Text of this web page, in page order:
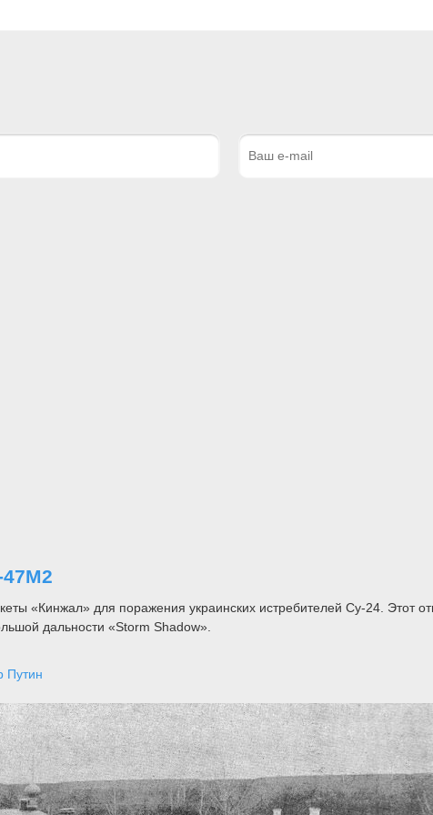
47М2
«Кинжал» для поражения украинских истребителей Су-24. Этот
дальности «Storm Shadow».
Путин